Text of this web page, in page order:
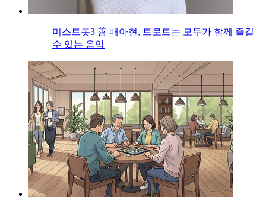
미스트롯3 善 배아현, 트로트는 모두가 함께 즐길
수 있는 음악